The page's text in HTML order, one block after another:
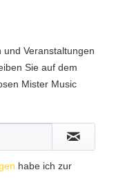
und Veranstaltungen
Sie auf dem
Mister Music
habe ich zur